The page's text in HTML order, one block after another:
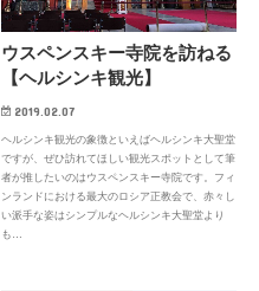
ウスペンスキー寺院を訪ねる
【ヘルシンキ観光】
2019.02.07
ヘルシンキ観光の象徴といえばヘルシンキ大聖堂
ですが、ぜひ訪れてほしい観光スポットとして筆
者が推したいのはウスペンスキー寺院です。フィ
ンランドにおける最大のロシア正教会で、赤々し
い派手な姿はシンプルなヘルシンキ大聖堂より
も…